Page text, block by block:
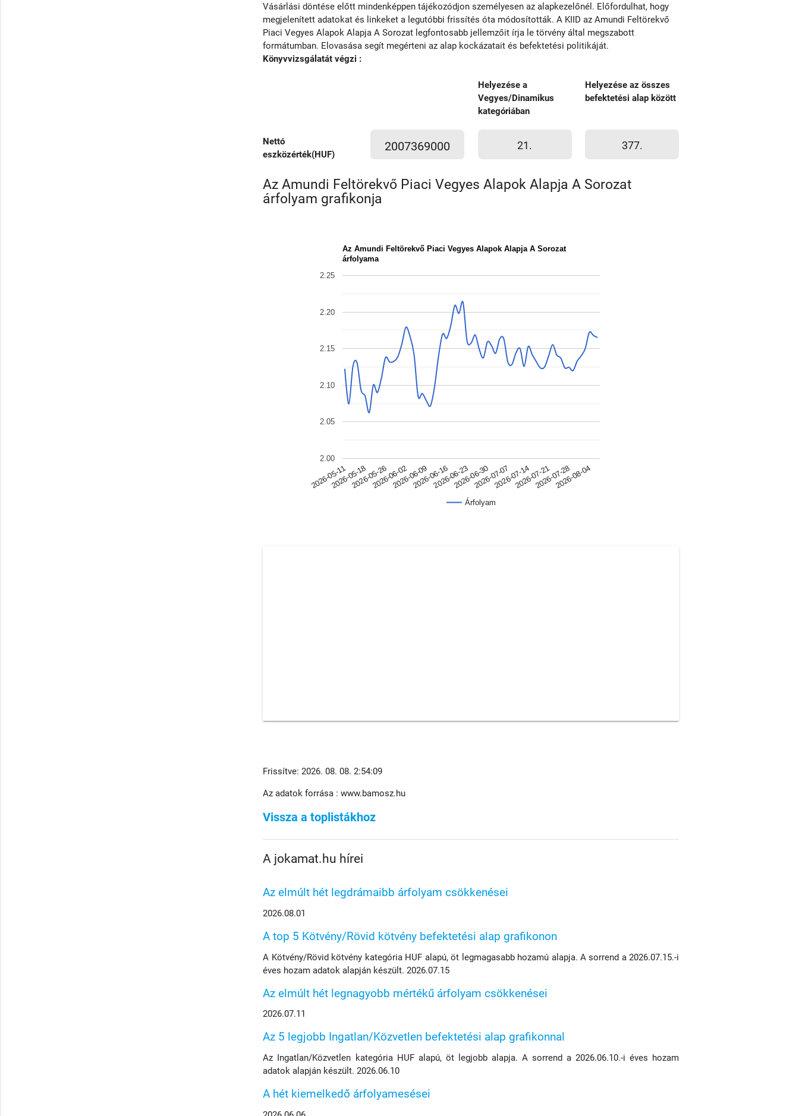
Vásárlási döntése előtt mindenképpen tájékozódjon személyesen az alapkezelőnél. Előfordulhat, hogy
megjelenített adatokat és linkeket a legutóbbi frissítés óta módosították. A KIID az Amundi Feltörekvő
Piaci Vegyes Alapok Alapja A Sorozat legfontosabb jellemzőit írja le törvény által megszabott
formátumban. Elovasása segít megérteni az alap kockázatait és befektetési politikáját.
Könyvvizsgálatát végzi :
Helyezése a
Vegyes/Dinamikus
kategóriában
Helyezése az összes
befektetési alap között
Nettó
eszközérték(HUF)
2007369000 21. 377.
Az Amundi Feltörekvő Piaci Vegyes Alapok Alapja A Sorozat
árfolyam grafikonja
Az Amundi Feltörekvő Piaci Vegyes Alapok Alapja A Sorozat
árfolyama
Árfolyam
2026-05-112026-05-182026-05-262026-06-022026-06-092026-06-162026-06-232026-06-302026-07-072026-07-142026-07-212026-07-282026-08-04
2.00
2.05
2.10
2.15
2.20
2.25
Frissítve: 2026. 08. 08. 2:54:09
Az adatok forrása : www.bamosz.hu
Vissza a toplistákhoz
A jokamat.hu hírei
Az elmúlt hét legdrámaibb árfolyam csökkenései
2026.08.01
A top 5 Kötvény/Rövid kötvény befektetési alap grafikonon
A Kötvény/Rövid kötvény kategória HUF alapú, öt legmagasabb hozamú alapja. A sorrend a 2026.07.15.-i
éves hozam adatok alapján készült. 2026.07.15
Az elmúlt hét legnagyobb mértékű árfolyam csökkenései
2026.07.11
Az 5 legjobb Ingatlan/Közvetlen befektetési alap grafikonnal
Az Ingatlan/Közvetlen kategória HUF alapú, öt legjobb alapja. A sorrend a 2026.06.10.-i éves hozam
adatok alapján készült. 2026.06.10
A hét kiemelkedő árfolyamesései